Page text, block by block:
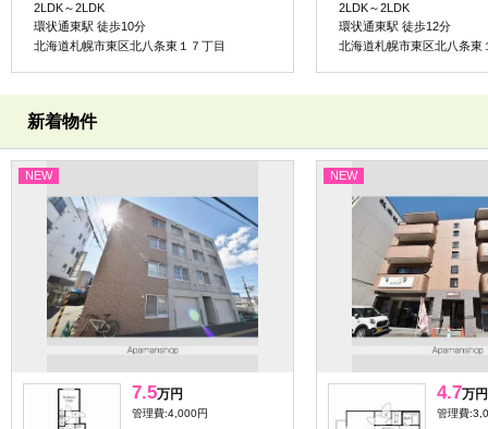
2LDK～2LDK
環状通東駅 徒歩10分
北海道札幌市東区北八条東１７丁目
2LDK～2LDK
環状通東駅 徒歩12分
北海道札幌市東区北八条東
新着物件
NEW
7.5万円
管理費:4,000円
NEW
4.7万円
管理費